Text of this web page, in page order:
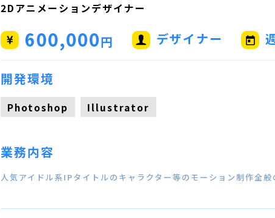
2Dアニメーションデザイナー
600,000円 デザイナー
開発環境
Photoshop Illustrator
業務内容
人気アイドル系IPタイトルのキャラクター等のモーション制作全般